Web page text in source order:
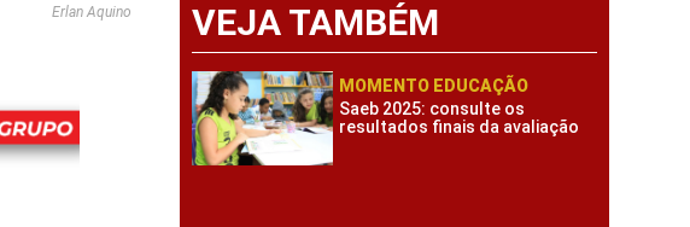
Erlan Aquino VEJA TAMBÉM
MOMENTO EDUCAÇÃO
Saeb 2025: consulte os
resultados finais da avaliação